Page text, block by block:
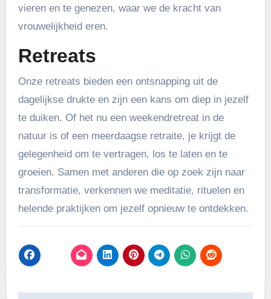
vieren en te genezen, waar we de kracht van
vrouwelijkheid eren.
Retreats
Onze retreats bieden een ontsnapping uit de
dagelijkse drukte en zijn een kans om diep in jezelf
te duiken. Of het nu een weekendretreat in de
natuur is of een meerdaagse retraite, je krijgt de
gelegenheid om te vertragen, los te laten en te
groeien. Samen met anderen die op zoek zijn naar
transformatie, verkennen we meditatie, rituelen en
helende praktijken om jezelf opnieuw te ontdekken.